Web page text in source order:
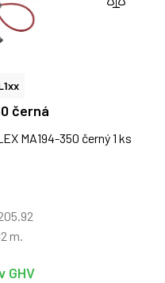
černá
MA194-350 černý 1 ks
m.
GHV